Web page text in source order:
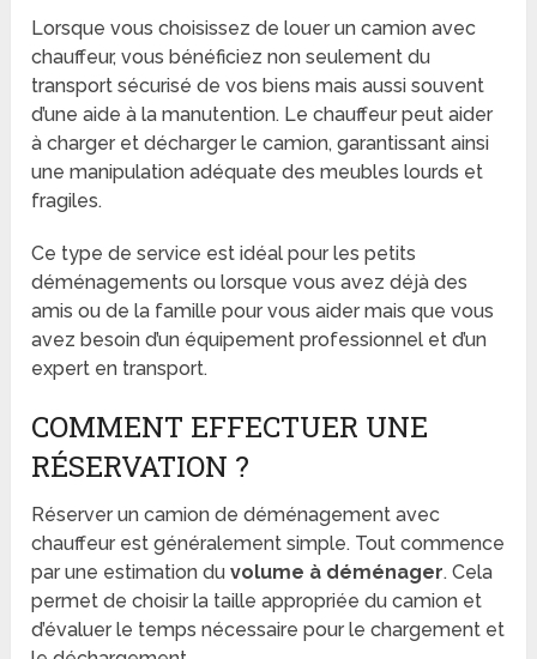
Lorsque vous choisissez de louer un camion avec
chauffeur, vous bénéficiez non seulement du
transport sécurisé de vos biens mais aussi souvent
d’une aide à la manutention. Le chauffeur peut aider
à charger et décharger le camion, garantissant ainsi
une manipulation adéquate des meubles lourds et
fragiles.
Ce type de service est idéal pour les petits
déménagements ou lorsque vous avez déjà des
amis ou de la famille pour vous aider mais que vous
avez besoin d’un équipement professionnel et d’un
expert en transport.
COMMENT EFFECTUER UNE
RÉSERVATION ?
Réserver un camion de déménagement avec
chauffeur est généralement simple. Tout commence
par une estimation duvolume à déménager. Cela
permet de choisir la taille appropriée du camion et
d’évaluer le temps nécessaire pour le chargement et